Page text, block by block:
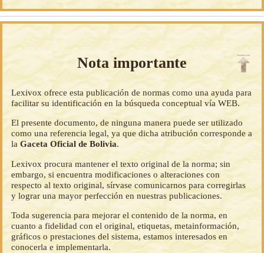
Nota importante
Lexivox ofrece esta publicación de normas como una ayuda para
facilitar su identificación en la búsqueda conceptual vía WEB.
El presente documento, de ninguna manera puede ser utilizado
como una referencia legal, ya que dicha atribución corresponde a
laGaceta Oficial de Bolivia.
Lexivox procura mantener el texto original de la norma; sin
embargo, si encuentra modificaciones o alteraciones con
respecto al texto original, sírvase comunicarnos para corregirlas
y lograr una mayor perfección en nuestras publicaciones.
Toda sugerencia para mejorar el contenido de la norma, en
cuanto a fidelidad con el original, etiquetas, metainformación,
gráficos o prestaciones del sistema, estamos interesados en
conocerla e implementarla.